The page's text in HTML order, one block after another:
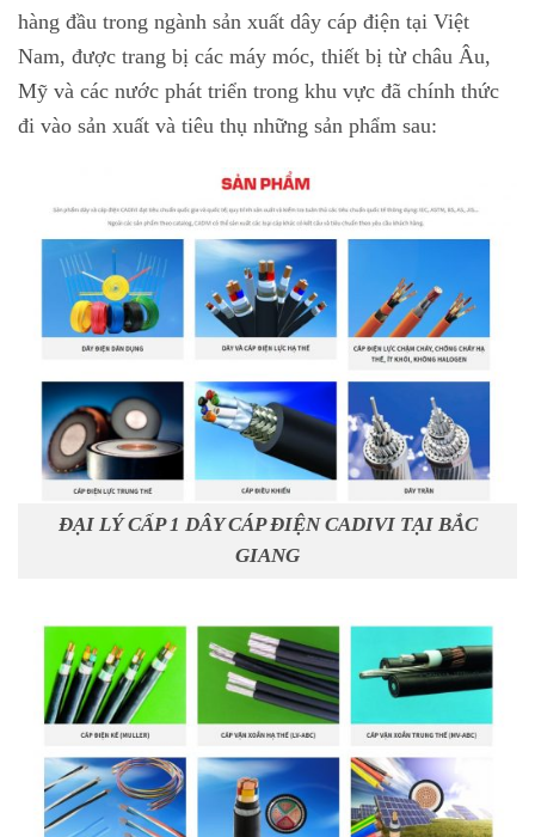
hàng đầu trong ngành sản xuất dây cáp điện tại Việt
Nam, được trang bị các máy móc, thiết bị từ châu Âu,
Mỹ và các nước phát triển trong khu vực đã chính thức
đi vào sản xuất và tiêu thụ những sản phẩm sau:
ĐẠI LÝ CẤP 1 DÂY CÁP ĐIỆN CADIVI TẠI BẮC
GIANG